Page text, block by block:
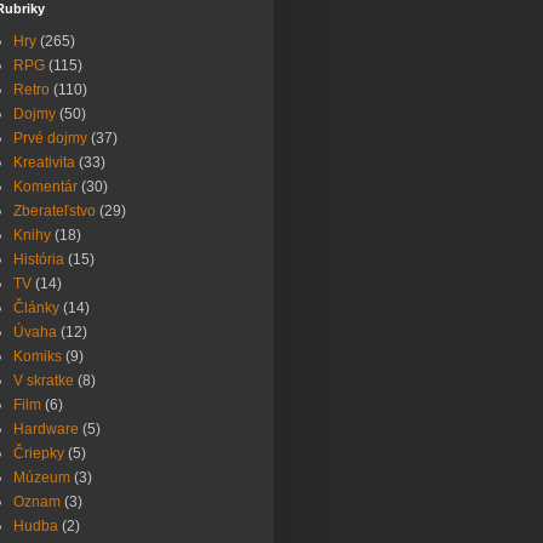
Hry (265)
RPG (115)
Retro (110)
Dojmy (50)
Prvé dojmy (37)
Kreativita (33)
Komentár (30)
Zberateľstvo (29)
Knihy (18)
História (15)
TV (14)
Články (14)
Úvaha (12)
Komiks (9)
V skratke (8)
Film (6)
Hardware (5)
Čriepky (5)
Múzeum (3)
Oznam (3)
Hudba (2)